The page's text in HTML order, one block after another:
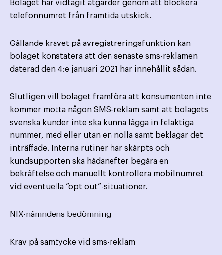
Bolaget har vidtagit åtgärder genom att blockera
telefonnumret från framtida utskick.
Gällande kravet på avregistreringsfunktion kan
bolaget konstatera att den senaste sms-reklamen
daterad den 4:e januari 2021 har innehållit sådan.
Slutligen vill bolaget framföra att konsumenten inte
kommer motta någon SMS-reklam samt att bolagets
svenska kunder inte ska kunna lägga in felaktiga
nummer, med eller utan en nolla samt beklagar det
inträffade. Interna rutiner har skärpts och
kundsupporten ska hädanefter begära en
bekräftelse och manuellt kontrollera mobilnumret
vid eventuella ”opt out”-situationer.
NIX-nämndens bedömning
Krav på samtycke vid sms-reklam